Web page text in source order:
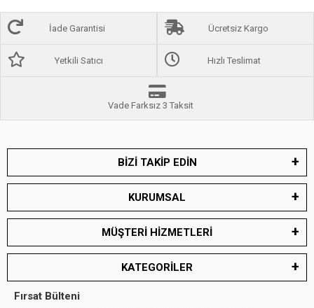
İade Garantisi Ücretsiz Kargo
Yetkili Satıcı Hızlı Teslimat
Vade Farksız 3 Taksit
BİZİ TAKİP EDİN
KURUMSAL
MÜŞTERİ HİZMETLERİ
KATEGORİLER
Fırsat Bülteni